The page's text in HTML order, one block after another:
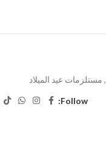
, مستلزمات عيد الميلاد
Follow: